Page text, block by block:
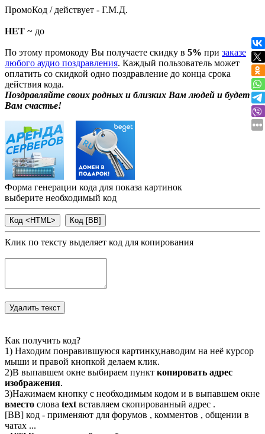
ПромоКод / действует - Г.М.Д.
НЕТ ~ до
По этому промокоду Вы получаете скидку в 5% при заказе
любого аудио поздравления. Каждый пользователь может
оплатить со скидкой одно поздравление до конца срока
действия кода.
Поздравляйте своих родных и близких Вам людей и будет
Вам счастье!
Форма генерации кода для показа картинок
выберите необходимый код
Клик по тексту выделяет код для копирования
Как получить код?
1) Находим понравившуюся картинку,наводим на неё курсор
мыши и правой кнопкой делаем клик.
2)В выпавшем окне выбираем пункт копировать адрес
изображения.
3)Нажимаем кнопку с необходимым кодом и в выпавшем окне
вместо слова text вставляем скопированный адрес .
[BB] код - применяют для форумов , комментов , общении в
чатах ...